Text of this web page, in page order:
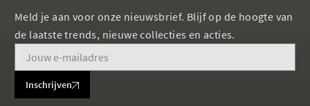
Meld je aan voor onze nieuwsbrief. Blijf op de hoogte van
de laatste trends, nieuwe collecties en acties.
Inschrijven